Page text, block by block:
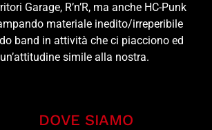
Garage, R’n’R, ma anche HC-Punk
materiale inedito/irreperibile
band in attività che ci piacciono ed
simile alla nostra.
DOVE SIAMO